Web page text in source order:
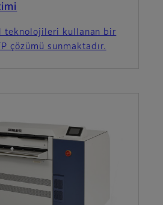
teknolojileri kullanan bir
çözümü sunmaktadır.